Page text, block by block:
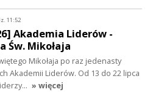
11:52
Akademia Liderów -
Św. Mikołaja
Mikołaja po raz jedenasty
Akademii Liderów. Od 13 do 22 lipca
» więcej